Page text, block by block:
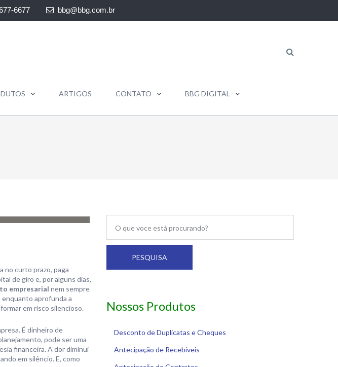
6677 bbg@bbg.com.br
ARTIGOS CONTATO BBG DIGITAL
no curto prazo, paga
de giro e, por alguns dias,
empresarial nem sempre
enquanto aprofunda a
em risco silencioso.
É dinheiro de
pode ser uma
financeira. A dor diminui
em silêncio. E, como
PESQUISA
Nossos Produtos
Desconto de Duplicatas e Cheques
Antecipação de Recebíveis